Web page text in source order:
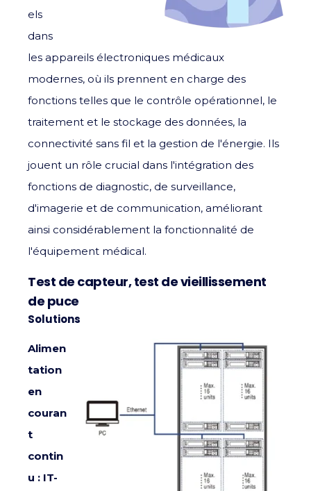
els
dans
les appareils électroniques médicaux
modernes, où ils prennent en charge des
fonctions telles que le contrôle opérationnel, le
traitement et le stockage des données, la
connectivité sans fil et la gestion de l'énergie. Ils
jouent un rôle crucial dans l'intégration des
fonctions de diagnostic, de surveillance,
d'imagerie et de communication, améliorant
ainsi considérablement la fonctionnalité de
l'équipement médical.
Test de capteur, test de vieillissement
de puce
Solutions
Alimen
tation
en
couran
t
contin
u : IT-